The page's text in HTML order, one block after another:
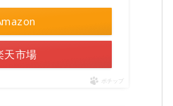
天市場
ポチップ